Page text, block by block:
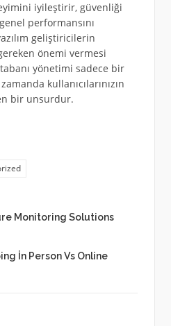
iyileştirir, güvenliği
performansını
geliştiricilerin
önemi vermesi
yönetimi sadece bir
kullanıcılarınızın
bir unsurdur.
Monitoring Solutions
İn Person Vs Online